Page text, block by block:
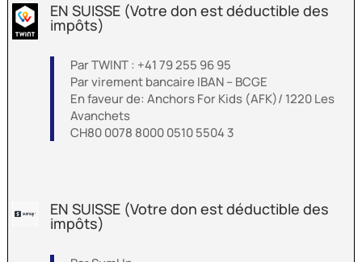
EN SUISSE (Votre don est déductible des
impôts)
Par TWINT : +41 79 255 96 95
Par virement bancaire IBAN – BCGE
En faveur de: Anchors For Kids (AFK)/ 1220 Les
Avanchets
CH80 0078 8000 0510 5504 3
EN SUISSE (Votre don est déductible des
impôts)